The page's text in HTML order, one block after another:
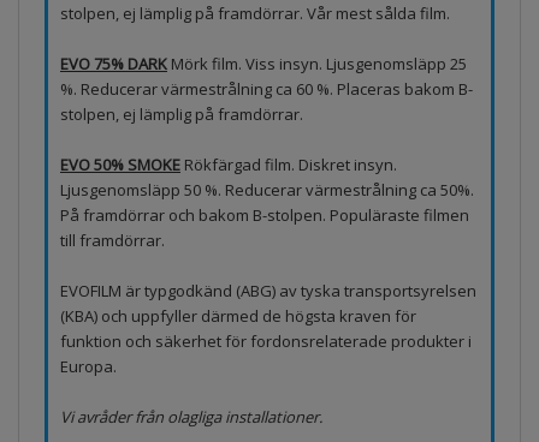
stolpen, ej lämplig på framdörrar. Vår mest sålda film.
EVO 75% DARK Mörk film. Viss insyn. Ljusgenomsläpp 25
%. Reducerar värmestrålning ca 60 %. Placeras bakom B-
stolpen, ej lämplig på framdörrar.
EVO 50% SMOKE Rökfärgad film. Diskret insyn.
Ljusgenomsläpp 50 %. Reducerar värmestrålning ca 50%.
På framdörrar och bakom B-stolpen. Populäraste filmen
till framdörrar.
EVOFILM är typgodkänd (ABG) av tyska transportsyrelsen
(KBA) och uppfyller därmed de högsta kraven för
funktion och säkerhet för fordonsrelaterade produkter i
Europa.
Vi avråder från olagliga installationer.